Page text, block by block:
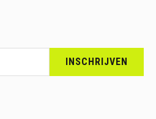
INSCHRIJVEN